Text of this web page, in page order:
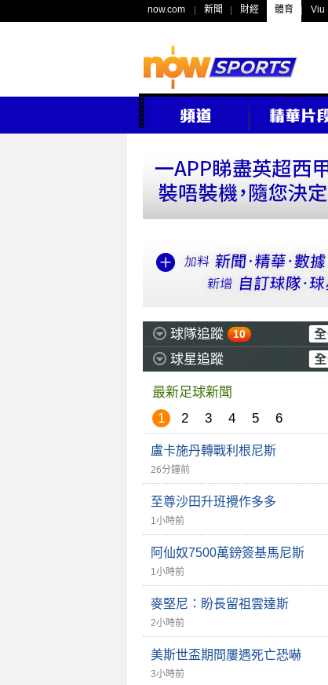
now.com 新聞 財經 體育 Viu
球隊追蹤 10
球星追蹤
最新足球新聞
1
2 3 4 5 6
盧卡施丹轉戰利根尼斯
26分鐘前
至尊沙田升班攪作多多
1小時前
阿仙奴7500萬鎊簽基馬尼斯
1小時前
麥堅尼：盼長留祖雲達斯
2小時前
美斯世盃期間屢遇死亡恐嚇
3小時前